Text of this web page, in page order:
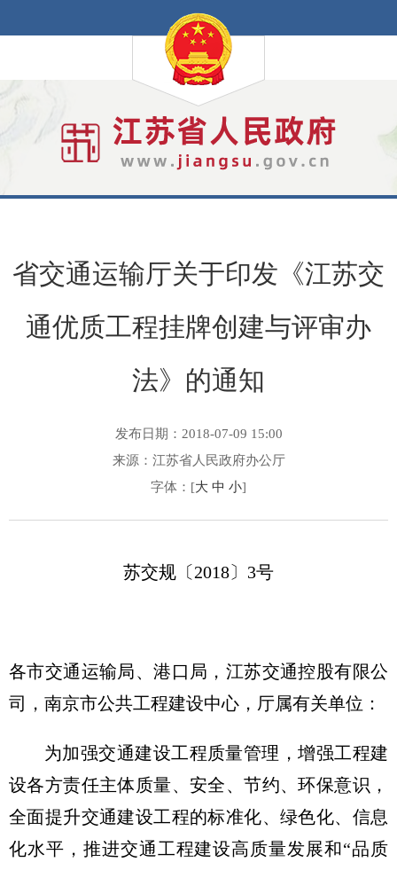
省交通运输厅关于印发《江苏交
通优质工程挂牌创建与评审办
法》的通知
发布日期：2018-07-09 15:00
来源：江苏省人民政府办公厅
字体：[大 中 小]
苏交规〔2018〕3号
各市交通运输局、港口局，江苏交通控股有限公
司，南京市公共工程建设中心，厅属有关单位：
为加强交通建设工程质量管理，增强工程建
设各方责任主体质量、安全、节约、环保意识，
全面提升交通建设工程的标准化、绿色化、信息
化水平，推进交通工程建设高质量发展和“品质